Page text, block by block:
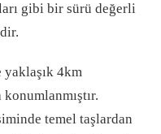
gibi bir sürü değerli
yaklaşık 4km
konumlanmıştır.
temel taşlardan